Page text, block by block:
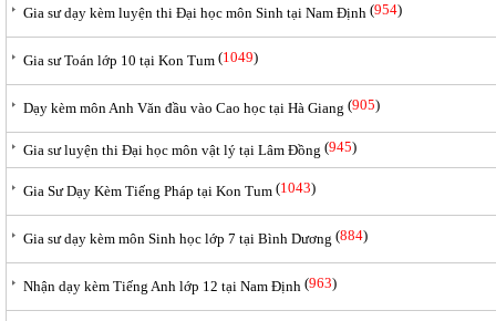
Gia sư dạy kèm luyện thi Đại học môn Sinh tại Nam Định (954)
Gia sư Toán lớp 10 tại Kon Tum (1049)
Dạy kèm môn Anh Văn đầu vào Cao học tại Hà Giang (905)
Gia sư luyện thi Đại học môn vật lý tại Lâm Đồng (945)
Gia Sư Dạy Kèm Tiếng Pháp tại Kon Tum (1043)
Gia sư dạy kèm môn Sinh học lớp 7 tại Bình Dương (884)
Nhận dạy kèm Tiếng Anh lớp 12 tại Nam Định (963)